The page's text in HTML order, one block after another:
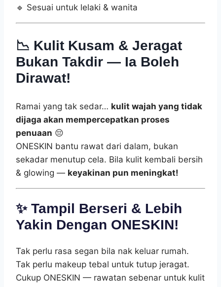
🔹 Sesuai untuk lelaki & wanita
📉 Kulit Kusam & Jeragat
Bukan Takdir — Ia Boleh
Dirawat!
Ramai yang tak sedar… kulit wajah yang tidak
dijaga akan mempercepatkan proses
penuaan 😔
ONESKIN bantu rawat dari dalam, bukan
sekadar menutup cela. Bila kulit kembali bersih
& glowing — keyakinan pun meningkat!
✨ Tampil Berseri & Lebih
Yakin Dengan ONESKIN!
Tak perlu rasa segan bila nak keluar rumah.
Tak perlu makeup tebal untuk tutup jeragat.
Cukup ONESKIN — rawatan sebenar untuk kulit